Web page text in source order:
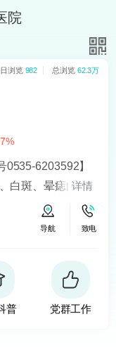
院
浏览 982 总浏览 62.3万
6203592】
白斑、晕痣的医
难病的诊治，尤
准分子激光以及外
微小皮片移植、
详情
导航 致电
普 党群工作